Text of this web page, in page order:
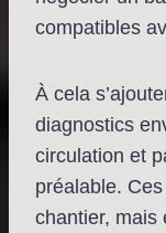
compatibles
À cela
diagnostics
circulation et
préalable.
chantier, mais